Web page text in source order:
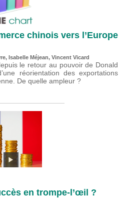
chinois vers l’Europe
, Isabelle Méjean, Vincent Vicard
le retour au pouvoir de Donald
réorientation des exportations
De quelle ampleur ?
en trompe-l’œil ?